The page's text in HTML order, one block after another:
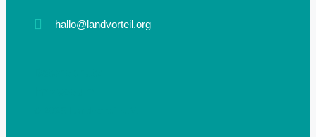
hallo@landvorteil.org